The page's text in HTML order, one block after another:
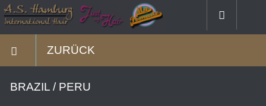
ZURÜCK
BRAZIL / PERU